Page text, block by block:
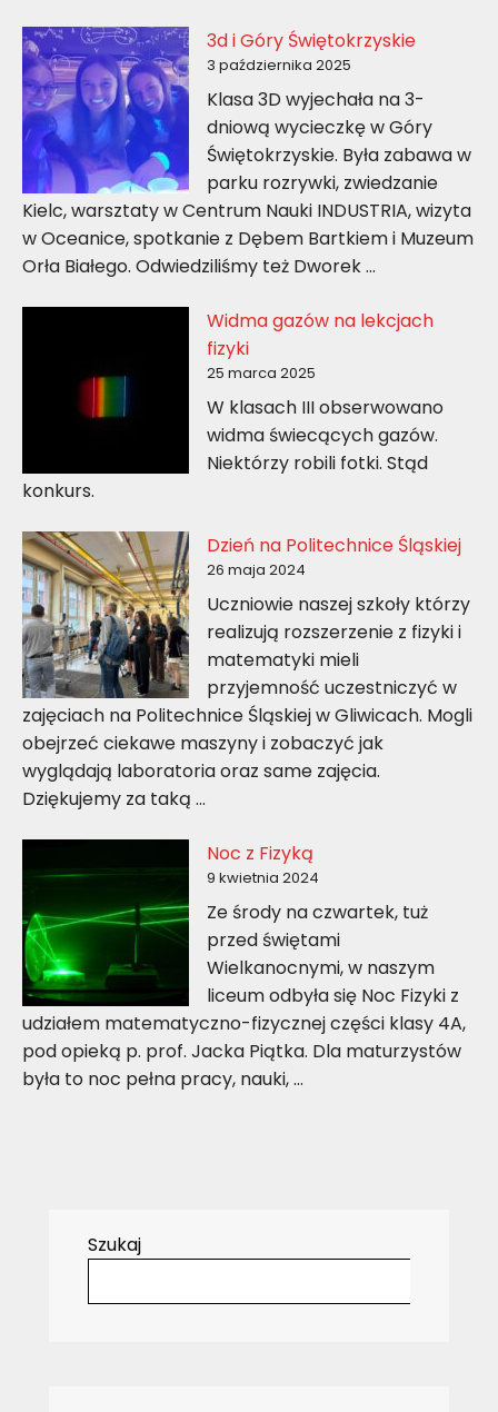
3d i Góry Świętokrzyskie
3 października 2025
Klasa 3D wyjechała na 3-
dniową wycieczkę w Góry
Świętokrzyskie. Była zabawa w
parku rozrywki, zwiedzanie
Kielc, warsztaty w Centrum Nauki INDUSTRIA, wizyta
w Oceanice, spotkanie z Dębem Bartkiem i Muzeum
Orła Białego. Odwiedziliśmy też Dworek …
Widma gazów na lekcjach
fizyki
25 marca 2025
W klasach III obserwowano
widma świecących gazów.
Niektórzy robili fotki. Stąd
konkurs.
Dzień na Politechnice Śląskiej
26 maja 2024
Uczniowie naszej szkoły którzy
realizują rozszerzenie z fizyki i
matematyki mieli
przyjemność uczestniczyć w
zajęciach na Politechnice Śląskiej w Gliwicach. Mogli
obejrzeć ciekawe maszyny i zobaczyć jak
wyglądają laboratoria oraz same zajęcia.
Dziękujemy za taką …
Noc z Fizyką
9 kwietnia 2024
Ze środy na czwartek, tuż
przed świętami
Wielkanocnymi, w naszym
liceum odbyła się Noc Fizyki z
udziałem matematyczno-fizycznej części klasy 4A,
pod opieką p. prof. Jacka Piątka. Dla maturzystów
była to noc pełna pracy, nauki, …
Szukaj